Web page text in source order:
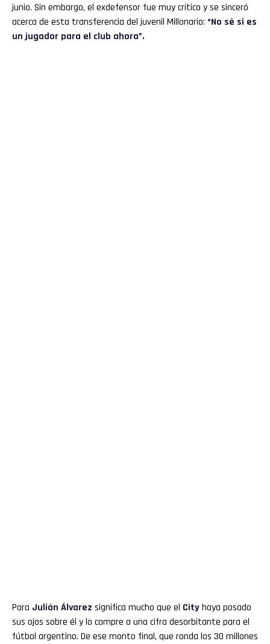
junio. Sin embargo, el exdefensor fue muy crítico y se sinceró
acerca de esta transferencia del juvenil Millonario: “No sé si es
un jugador para el club ahora”.
Para Julián Álvarez significa mucho que el Cityhaya posado
sus ojos sobre él y lo compre a una cifra desorbitante para el
fútbol argentino. De ese monto final, que ronda los 30 millones